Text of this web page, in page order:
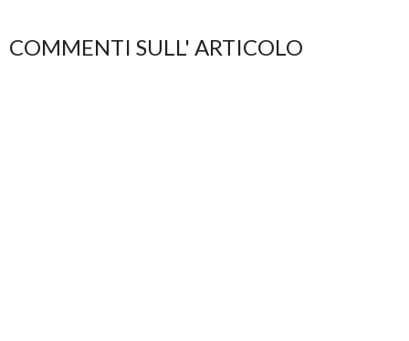
COMMENTI SULL' ARTICOLO